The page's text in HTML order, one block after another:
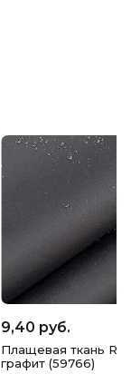
9,40 руб.
Плащевая ткань
графит (59766)